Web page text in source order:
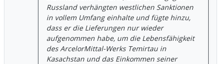
„Eisenhüttenstadt“ ist ein „Feigenblatt“,
das
Russland verhängten westlichen Sanktionen
in vollem Umfang einhalte und fügte hinzu,
dass er die Lieferungen nur wieder
aufgenommen habe, um die Lebensfähigkeit
des ArcelorMittal-Werks Temirtau in
Kasachstan und das Einkommen seiner